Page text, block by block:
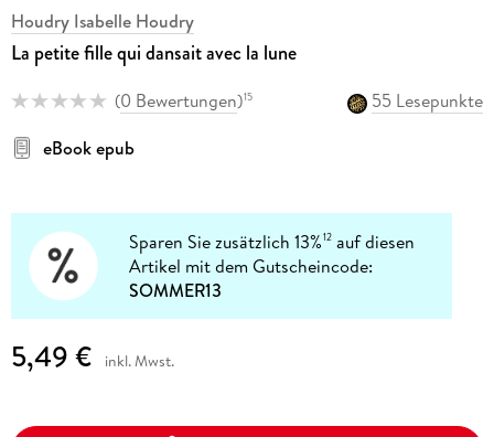
Houdry Isabelle Houdry
La petite fille qui dansait avec la lune
(0 Bewertungen)15
55 Lesepunkte
eBook epub
Sparen Sie zusätzlich 13%12 auf diesen
Artikel mit dem Gutscheincode:
SOMMER13
5,49 € inkl. Mwst.